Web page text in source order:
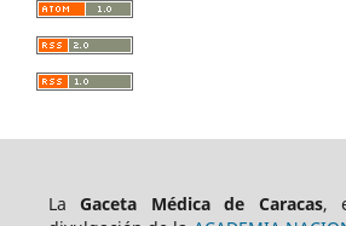
LaGaceta Médica de Caracas,